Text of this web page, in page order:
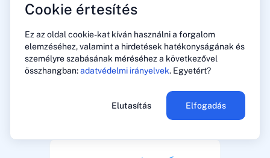
Cookie értesítés
Ez az oldal cookie-kat kíván használni a forgalom
elemzéséhez, valamint a hirdetések hatékonyságának és
személyre szabásának méréséhez a következővel
összhangban:adatvédelmi irányelvek. Egyetért?
Elutasítás Elfogadás
vs
vs